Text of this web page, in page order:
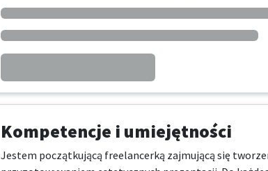
Kompetencje i umiejętności
Jestem początkującą freelancerką zajmującą się